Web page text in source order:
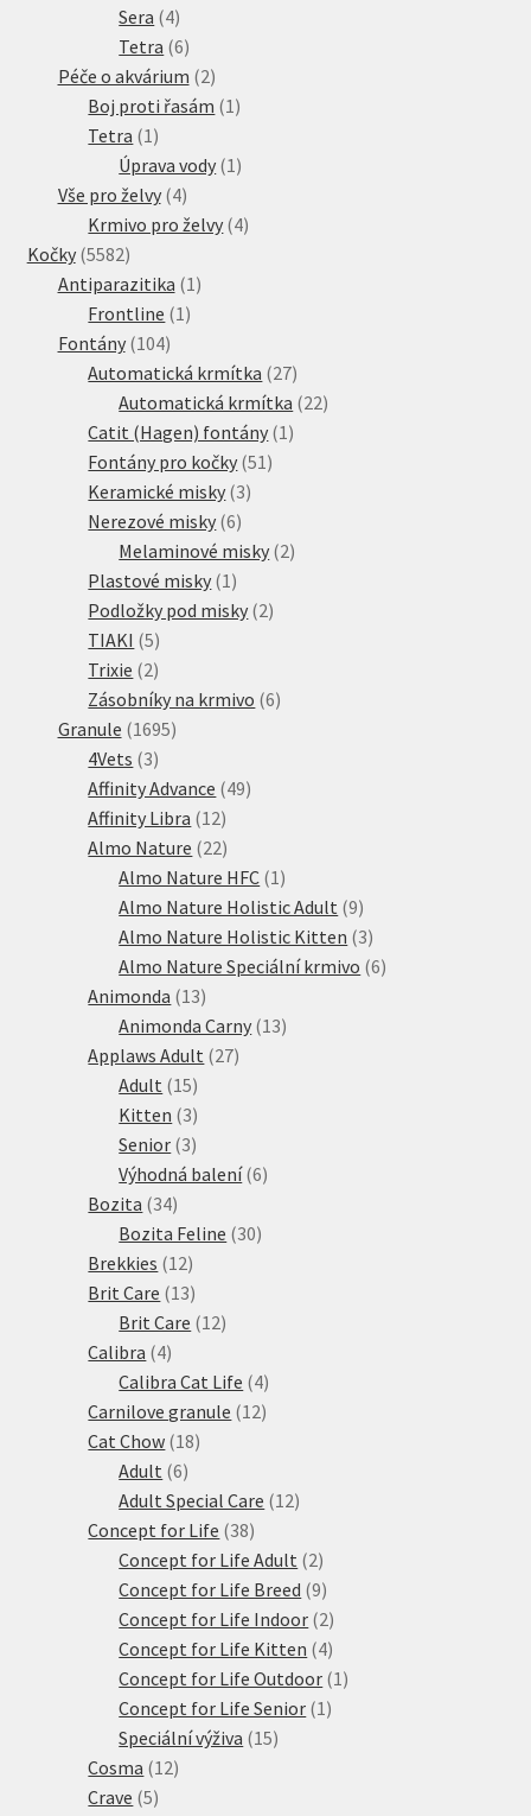
Sera 44
produkty
Tetra 66
produktů
Péče o akvárium 22
produkty
Boj proti řasám 1 1
Tetra 1 1
produkt
Úprava vody 1 1
Vše pro želvy 44
produkty
Krmivo pro želvy 44
Kočky 55825582
produktů
Antiparazitika 1 1
Frontline 1 1
Fontány 104104
produktů
Automatická krmítka 2727
produktů
Automatická krmítka 2222
Catit (Hagen) fontány 1 1
Fontány pro kočky 51 51
Keramické misky 33
Nerezové misky 66
produktů
Melaminové misky 22
Plastové misky 1 1
produkt
Podložky pod misky 22
TIAKI 55
produktů
Trixie 22
produkty
Zásobníky na krmivo 66
Granule 16951695
4Vets 33
produkty
Affinity Advance 4949
Affinity Libra 1212
produktů
Almo Nature 2222
produktů
Almo Nature HFC 1 1
produkt
Almo Nature Holistic Adult 99
produktů
Almo Nature Holistic Kitten 33
produkty
Almo Nature Speciální krmivo 66
Animonda 1313
produktů
Animonda Carny 1313
Applaws Adult 2727
Adult 1515
produktů
Kitten 33
produkty
Senior 33
produkty
Výhodná balení 66
Bozita 3434
produktů
Bozita Feline 3030
Brekkies 1212
produktů
Brit Care 1313
produktů
Brit Care 1212
Calibra 44
produkty
Calibra Cat Life 44
produkty
Carnilove granule 1212
Cat Chow 1818
Adult 66
produktů
Adult Special Care 1212
Concept for Life 3838
produktů
Concept for Life Adult 22
produkty
Concept for Life Breed 99
produktů
Concept for Life Indoor 22
produkty
Concept for Life Kitten 44
produkty
Concept for Life Outdoor 1 1
Concept for Life Senior 1 1
Speciální výživa 1515
Cosma 1212
Crave 55